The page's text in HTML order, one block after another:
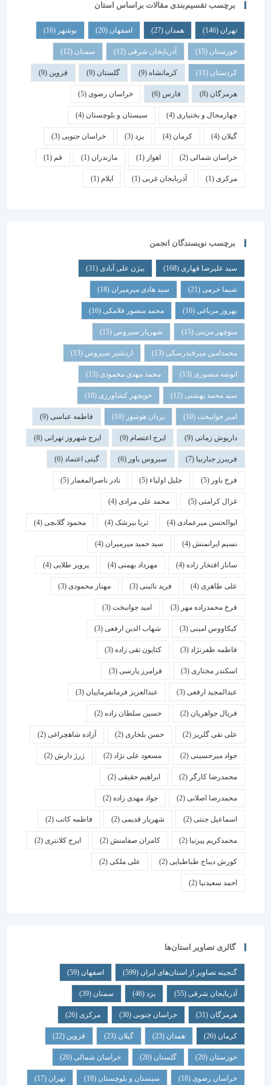
برچسب تقسیم‌بندی مقالات براساس استان
همدان اصفهان (20) بوشهر
خوزستان(15) آذربایجان شرقی(12) سمنان (12)
کردستان(11) کرمانشاه(9) گلستان (9) قزوین
هرمزگان(8) فارس خراسان رضوی(5)
چهارمحال و بختیاری (4) سیستان و بلوچستان(4)
کرمان یزد خراسان جنوبی(3)
خراسان شمالی(2) اهواز مازندران(1) قم
(1) آذربایجان غربی(1) ایلام
برچسب نویسندگان انجمن
سید علیرضا قهاری(168) بیژن علی آبادی(31)
شیما خرمی(21) سید هادی میرمیران(18)
بهروز مرباغی (16) محمد منصور فلامکی (16)
منوچهر مزینی(15) شهریار سیروس(15)
محمدامین میرفندرسکی(13) اردشیر سیروس(13)
انوشه منصوری(13) محمد مهدی محمودی(13)
سید محمد بهشتی(12) خوبچهر کشاورزی(10)
امیر جوانبخت(10) یزدان هوشور(10) فاطمه عباسی(9)
داریوش زمانی(9) ایرج اعتصام(9) ایرج شهروز تهرانی(8)
فریبرز جبارنیا(7) سیروس باور(6) گیتی اعتماد(6)
فرخ باور(5) جلیل اولیاء(5) نادر ناصرالمعمار (5)
غزال کرامتی(5) محمد علی مرادی(4)
ابوالحسن میرعمادی(4) ثریا بیرشک(4) محمود گلابچی(4)
نسیم ایرانمنش(4) سید حمید میرمیران(4)
ساناز افتخار زاده(4) مهرداد بهمنی (4) پرویز طلایی(4)
علی طاهری(4) فرید نائینی(3) مهناز محمودی(3)
فرخ محمدزاده مهر(3) امید جوانبخت(3)
کیکاووس امینی(3) شهاب الدین ارفعی(3)
فاطمه ظفرنژاد(3) کتایون تقی زاده(3)
اسكندر مختاری (3) فرامرز پارسی(3)
عبدالمجید ارفعی(3) عبدالعزیز فرمانفرماییان(3)
فریال جواهریان(2) حسین سلطان زاده(2)
علی نقی گلریز(2) حسن بلخاری(2) آزاده شاهچراغی(2)
جواد میرحسینی(2) مسعود علی نژاد(2) ژرژ دارش (2)
محمدرضا کارگر(2) ابراهیم حقیقی(2)
محمدرضا اصلانی(2) جواد مهدی زاده(2)
اسماعیل جنتی(2) شهریار قدیمی(2) فاطمه کاتب(2)
محمدکریم پیرنیا (2) کامران صفامنش(2) ایرج کلانتری (2)
کورش دیباج طباطبایی(2) علی ملکی(2)
احمد سعیدنیا (2)
گالری تصاویر استان‌ها
گنجینه تصاویر از استان‌های ایران(599) اصفهان (59)
آذربایجان شرقی(55) یزد سمنان (39)
هرمزگان(31) خراسان جنوبی(30) مرکزی (26)
همدان گیلان قزوین
خوزستان(20) گلستان (20) خراسان شمالی(20)
خراسان رضوی(18) سیستان و بلوچستان(18) تهران